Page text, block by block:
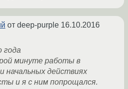
от deep-purple 16.10.2016
года
минуте работы в
начальных действиях
и я с ним попрощался.